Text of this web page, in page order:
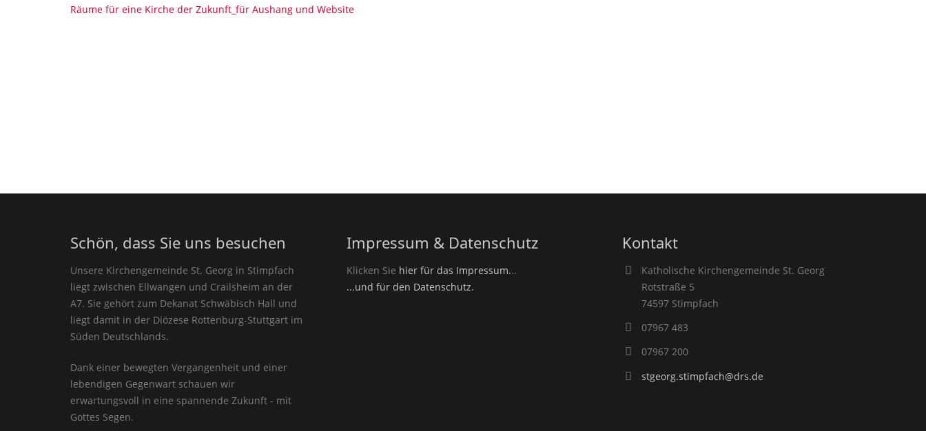
Räume für eine Kirche der Zukunft_für Aushang und Website
Schön, dass Sie uns besuchen
Unsere Kirchengemeinde St. Georg in Stimpfach
liegt zwischen Ellwangen und Crailsheim an der
A7. Sie gehört zum Dekanat Schwäbisch Hall und
liegt damit in der Diözese Rottenburg-Stuttgart im
Süden Deutschlands.
Dank einer bewegten Vergangenheit und einer
lebendigen Gegenwart schauen wir
erwartungsvoll in eine spannende Zukunft - mit
Gottes Segen.
Impressum & Datenschutz
Klicken Sie hier für das Impressum...
...und für den Datenschutz.
Kontakt
Katholische Kirchengemeinde St. Georg
Rotstraße 5
74597 Stimpfach
07967 483
07967 200
stgeorg.stimpfach@drs.de